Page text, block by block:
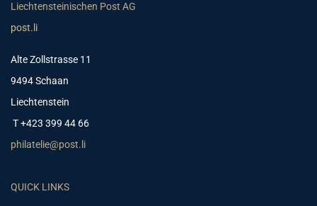
Liechtensteinischen Post AG
post.li
Alte Zollstrasse 11
9494 Schaan
Liechtenstein
T +423 399 44 66
philatelie@post.li
QUICK LINKS